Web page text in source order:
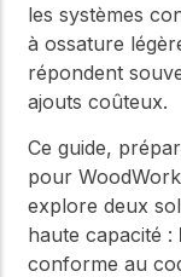
les systèmes
à ossature
répondent
ajouts coûteux.
Ce guide,
pour
explore deux
haute capacité :
conforme au